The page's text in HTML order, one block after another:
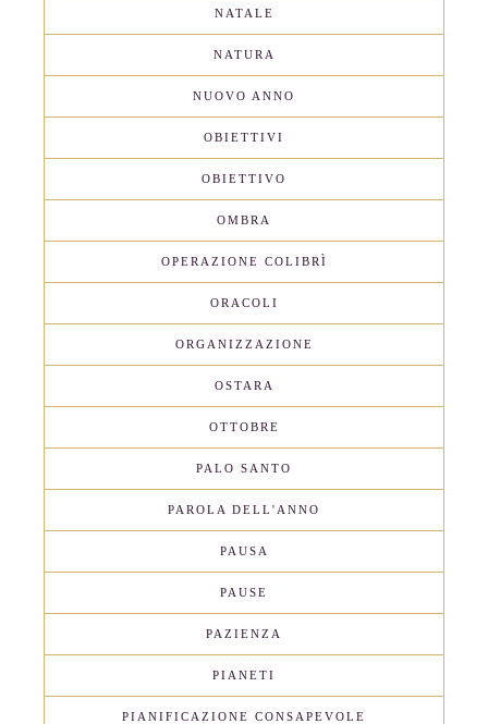
NATALE
NATURA
NUOVO ANNO
OBIETTIVI
OBIETTIVO
OMBRA
OPERAZIONE COLIBRÌ
ORACOLI
ORGANIZZAZIONE
OSTARA
OTTOBRE
PALO SANTO
PAROLA DELL'ANNO
PAUSA
PAUSE
PAZIENZA
PIANETI
PIANIFICAZIONE CONSAPEVOLE